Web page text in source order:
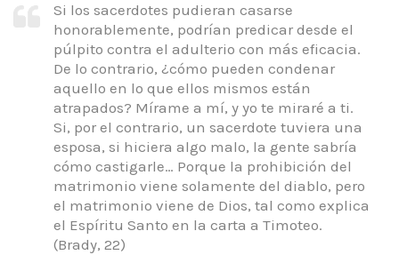
Si los sacerdotes pudieran casarse
honorablemente, podrían predicar desde el
púlpito contra el adulterio con más eficacia.
De lo contrario, ¿cómo pueden condenar
aquello en lo que ellos mismos están
atrapados? Mírame a mí, y yo te miraré a ti.
Si, por el contrario, un sacerdote tuviera una
esposa, si hiciera algo malo, la gente sabría
cómo castigarle… Porque la prohibición del
matrimonio viene solamente del diablo, pero
el matrimonio viene de Dios, tal como explica
el Espíritu Santo en la carta a Timoteo.
(Brady, 22)